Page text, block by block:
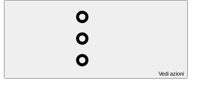
Vedi azioni